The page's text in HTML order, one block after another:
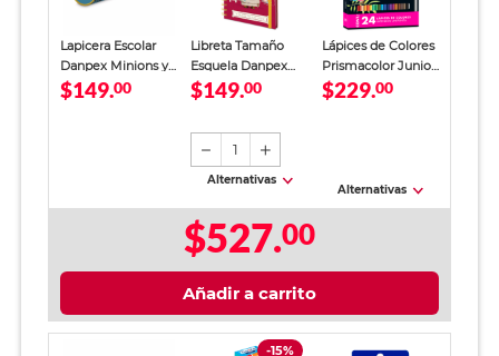
Lapicera Escolar
Danpex Minions y
Monstruos
$149.00
Libreta Tamaño
Esquela Danpex
Minion Pintor Raya
$149.00
1
Alternativas
Lápices de Colores
Prismacolor Junior
24 piezas
$229.00
Alternativas
$527.00
Añadir a carrito
-15%